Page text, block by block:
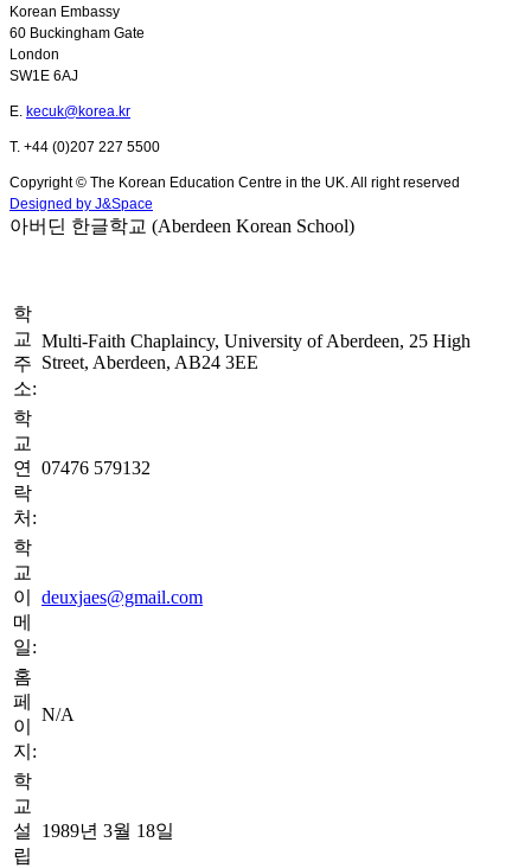
Korean Embassy
60 Buckingham Gate
London
SW1E 6AJ
E. kecuk@korea.kr
T. +44 (0)207 227 5500
Copyright © The Korean Education Centre in the UK. All right reserved
Designed by J&Space
아버딘 한글학교 (Aberdeen Korean School)
학
교
주
소:
Multi-Faith Chaplaincy, University of Aberdeen, 25 High
Street, Aberdeen, AB24 3EE
학
교
연
락
처:
07476 579132
학
교
이
메
일:
deuxjaes@gmail.com
홈
페
이
지:
N/A
학
교
설
립
1989년 3월 18일